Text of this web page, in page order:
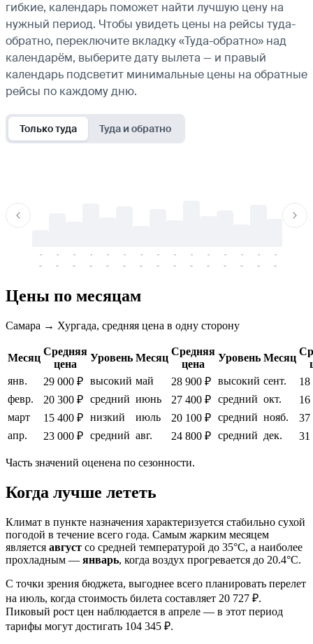
гибкие, календарь поможет найти лучшую цену на
нужный период. Чтобы увидеть цены на рейсы туда-
обратно, переключите вкладку «Туда-обратно» над
календарём, выберите дату вылета — и правый
календарь подсветит минимальные цены на обратные
рейсы по каждому дню.
Только туда Туда и обратно
-
-
-
-
-
-
-
-
-
-
-
-
-
-
-
-
-
-
-
-
-
-
-
-
-
-
-
-
-
-
Цены по месяцам
Самара → Хургада, средняя цена в одну сторону
Месяц
Средняя
цена
Уровень Месяц
Средняя
цена
Уровень Месяц
янв.
29 000 ₽ высокий май 28 900 ₽ высокий сент.
18
февр.
20 300 ₽ средний июнь 27 400 ₽ средний окт.
16
март
15 400 ₽ низкий июль 20 100 ₽ средний нояб.
37
апр.
23 000 ₽ средний авг. 24 800 ₽ средний дек. 31
Часть значений оценена по сезонности.
Когда лучше лететь
Климат в пункте назначения характеризуется стабильно сухой
погодой в течение всего года. Самым жарким месяцем
является август со средней температурой до 35°C, а наиболее
прохладным — январь, когда воздух прогревается до 20.4°C.
С точки зрения бюджета, выгоднее всего планировать перелет
на июль, когда стоимость билета составляет 20 727 ₽.
Пиковый рост цен наблюдается в апреле — в этот период
тарифы могут достигать 104 345 ₽.